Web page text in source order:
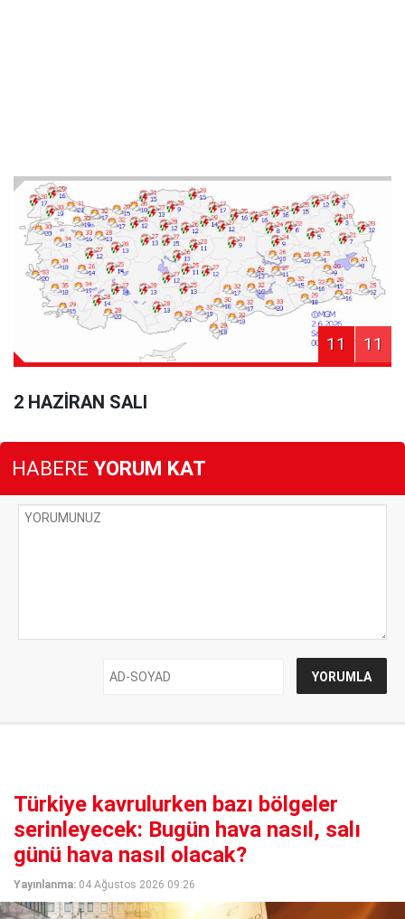
11 11
2 HAZİRAN SALI
HABERE YORUM KAT
Türkiye kavrulurken bazı bölgeler
serinleyecek: Bugün hava nasıl, salı
günü hava nasıl olacak?
Yayınlanma: 04 Ağustos 2026 09:26